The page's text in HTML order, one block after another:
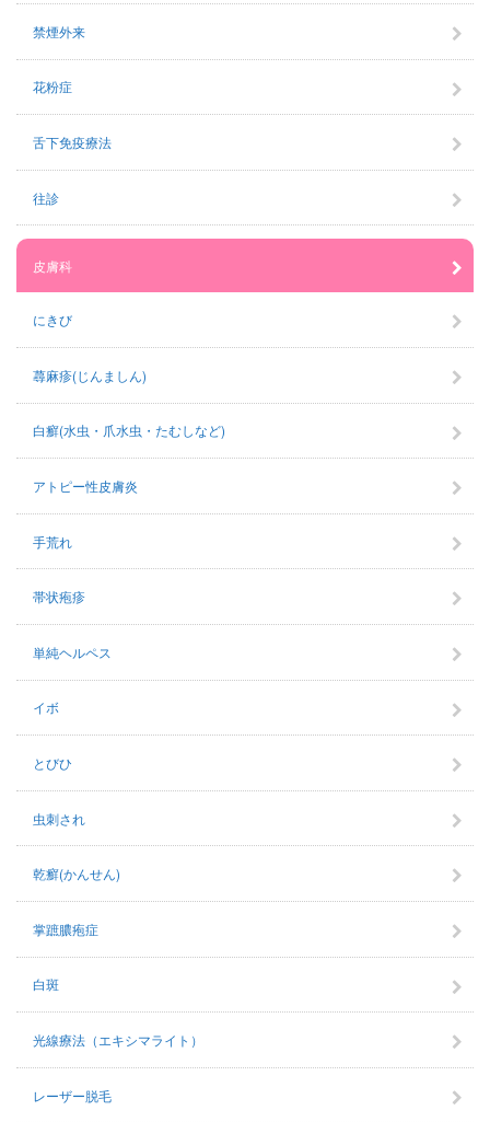
禁煙外来
花粉症
舌下免疫療法
往診
皮膚科
にきび
蕁麻疹(じんましん)
白癬(水虫・爪水虫・たむしなど)
アトピー性皮膚炎
手荒れ
帯状疱疹
単純ヘルペス
イボ
とびひ
虫刺され
乾癬(かんせん)
掌蹠膿疱症
白斑
光線療法（エキシマライト）
レーザー脱毛